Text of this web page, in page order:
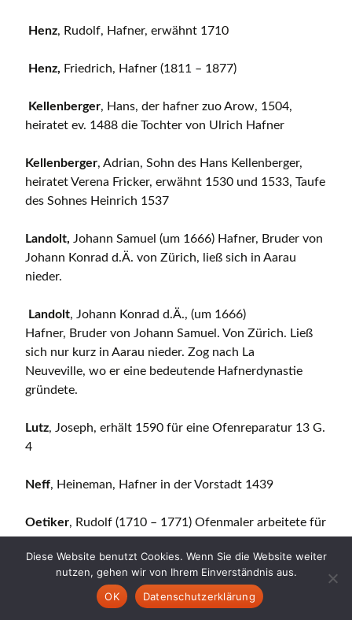
Henz, Rudolf, Hafner, erwähnt 1710
Henz, Friedrich, Hafner (1811 – 1877)
Kellenberger, Hans, der hafner zuo Arow, 1504,
heiratet ev. 1488 die Tochter von Ulrich Hafner
Kellenberger, Adrian, Sohn des Hans Kellenberger,
heiratet Verena Fricker, erwähnt 1530 und 1533, Taufe
des Sohnes Heinrich 1537
Landolt, Johann Samuel (um 1666) Hafner, Bruder von
Johann Konrad d.Ä. von Zürich, ließ sich in Aarau
nieder.
Landolt, Johann Konrad d.Ä., (um 1666)
Hafner, Bruder von Johann Samuel. Von Zürich. Ließ
sich nur kurz in Aarau nieder. Zog nach La
Neuveville, wo er eine bedeutende Hafnerdynastie
gründete.
Lutz, Joseph, erhält 1590 für eine Ofenreparatur 13 G.
4
Neff, Heineman, Hafner in der Vorstadt 1439
Oetiker, Rudolf (1710 – 1771) Ofenmaler arbeitete für
Ofener, Sebastian zuo Arouw (um 1560, 1578)
Diese Website benutzt Cookies. Wenn Sie die Website weiter
nutzen, gehen wir von Ihrem Einverständnis aus.
OK
Datenschutzerklärung